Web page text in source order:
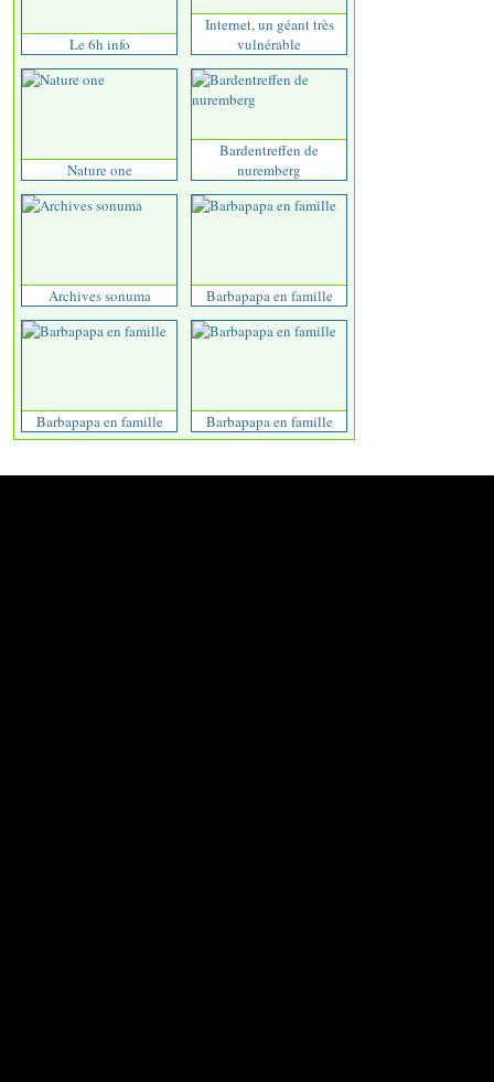
Le 6h info
Internet, un géant très
vulnérable
Nature one
Bardentreffen de
nuremberg
Archives sonuma Barbapapa en famille
Barbapapa en famille Barbapapa en famille